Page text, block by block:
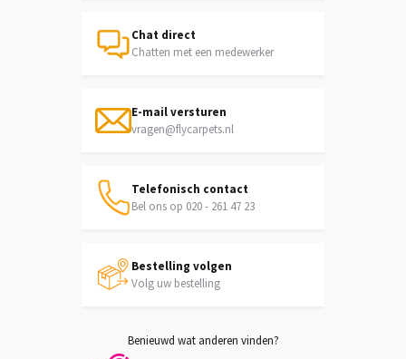
Chat direct
Chatten met een medewerker
E-mail versturen
vragen@flycarpets.nl
Telefonisch contact
Bel ons op 020 - 261 47 23
Bestelling volgen
Volg uw bestelling
Benieuwd wat anderen vinden?